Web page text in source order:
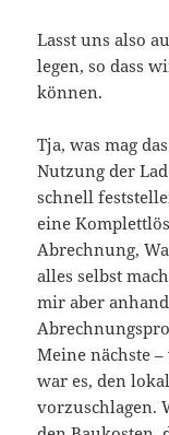
Lasst uns also
legen, so dass
können.
Tja, was mag
Nutzung der
schnell
eine
Abrechnung,
alles selbst
mir aber
Meine nächste
war es, den
vorzuschlagen.